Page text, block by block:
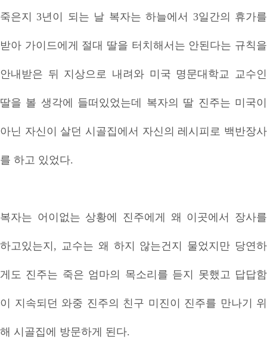
죽은지 3년이 되는 날 복자는 하늘에서 3일간의 휴가를
받아 가이드에게 절대 딸을 터치해서는 안된다는 규칙을
안내받은 뒤 지상으로 내려와 미국 명문대학교 교수인
딸을 볼 생각에 들떠있었는데 복자의 딸 진주는 미국이
아닌 자신이 살던 시골집에서 자신의 레시피로 백반장사
를 하고 있었다.
복자는 어이없는 상황에 진주에게 왜 이곳에서 장사를
하고있는지, 교수는 왜 하지 않는건지 물었지만 당연하
게도 진주는 죽은 엄마의 목소리를 듣지 못했고 답답함
이 지속되던 와중 진주의 친구 미진이 진주를 만나기 위
해 시골집에 방문하게 된다.